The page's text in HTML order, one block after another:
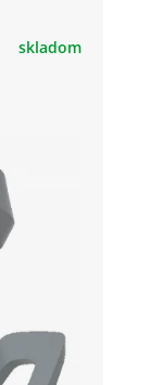
skladom